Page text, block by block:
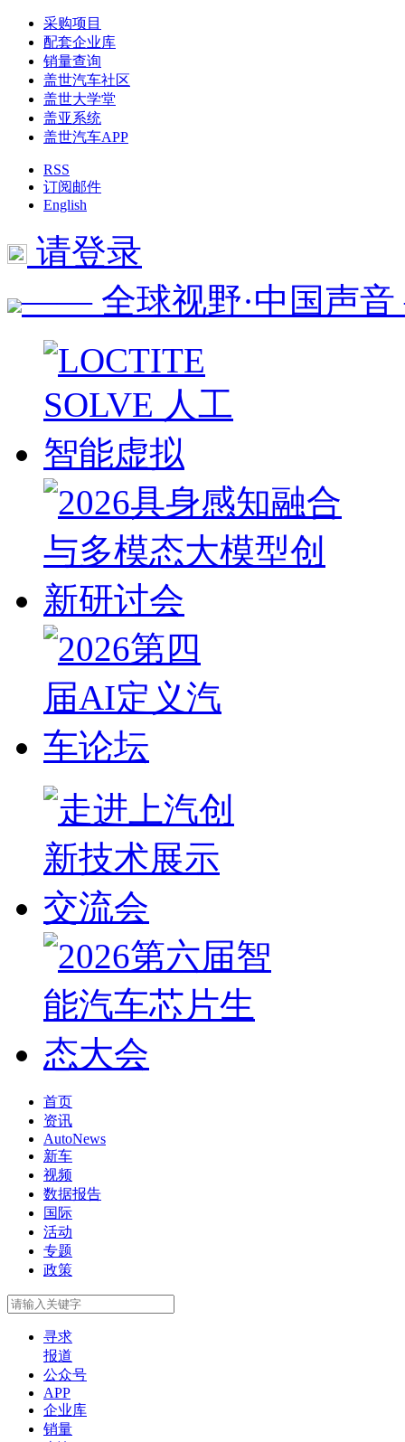
采购项目
配套企业库
销量查询
盖世汽车社区
盖世大学堂
盖亚系统
盖世汽车APP
RSS
订阅邮件
English
请登录
—— 全球视野·中国声
首页
资讯
AutoNews
新车
视频
数据报告
国际
活动
专题
政策
寻求
报道
公众号
APP
企业库
销量